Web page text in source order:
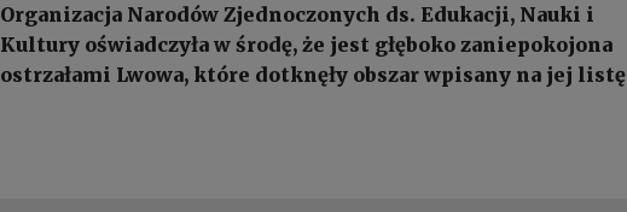
Organizacja Narodów Zjednoczonych ds. Edukacji, Nauki i
Kultury oświadczyła w środę, że jest głęboko zaniepokojona
ostrzałami Lwowa, które dotknęły obszar wpisany na jej listę